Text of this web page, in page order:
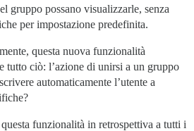
gruppo possano visualizzarle, senza
per impostazione predefinita.
questa nuova funzionalità
tutto ciò: l’azione di unirsi a un gruppo
automaticamente l’utente a
funzionalità in retrospettiva a tutti i